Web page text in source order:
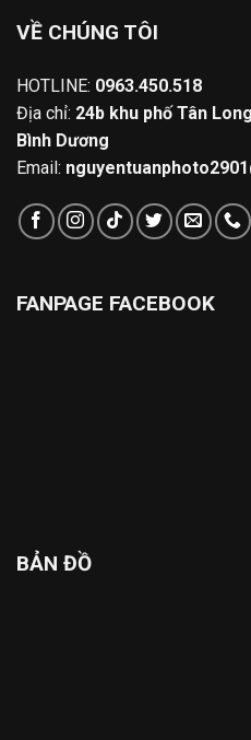
VỀ CHÚNG TÔI
HOTLINE: 0963.450.518
Địa chỉ: 24b khu phố Tân
Bình Dương
Email:
FANPAGE FACEBOOK
BẢN ĐỒ